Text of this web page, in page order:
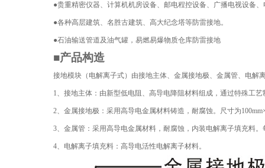
●贵重精密仪器、计算机机房设备、邮电程控设备、广播电视设备
●各种高层建筑、名胜古建筑、高大纪念塔等防雷接地。
●石油输送管道及油气罐，易燃易爆物质仓库防雷接地
■产品构造
接地模块（电解离子式）由接地主体、金属接地极、金属管、电解
1、接地主体：由新型低电阻 、高导电降阻材料组成，通过特殊工艺
2、金属接地极：采用高导电金属材料铸造，耐腐蚀。尺寸为100mm
3、金属管：采用高导电金属材料，耐腐蚀，内装电解离子填充料。
4、电解离子填充料：高导电活性电解离子材料。